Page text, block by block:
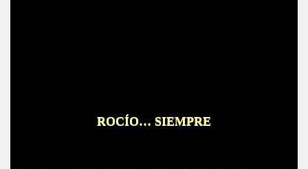
ROCÍO… SIEMPRE